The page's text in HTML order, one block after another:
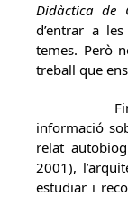
Didàctica de
d’entrar a
temes. Però
treball que
Fins
informació
relat
2001),
estudiar i